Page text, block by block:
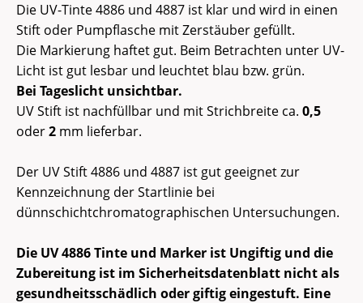
Die UV-Tinte 4886 und 4887 ist klar und wird in einen
Stift oder Pumpflasche mit Zerstäuber gefüllt.
Die Markierung haftet gut. Beim Betrachten unter UV-
Licht ist gut lesbar und leuchtet blau bzw. grün.
Bei Tageslicht unsichtbar.
UV Stift ist nachfüllbar und mit Strichbreite ca. 0,5
oder2 mm lieferbar.
Der UV Stift 4886 und 4887 ist gut geeignet zur
Kennzeichnung der Startlinie bei
dünnschichtchromatographischen Untersuchungen.
Die UV 4886 Tinte und Marker ist Ungiftig und die
Zubereitung ist im Sicherheitsdatenblatt nicht als
gesundheitsschädlich oder giftig eingestuft. Eine